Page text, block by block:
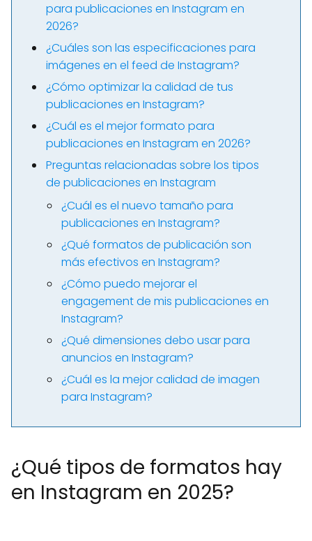
para publicaciones en Instagram en
2026?
¿Cuáles son las especificaciones para
imágenes en el feed de Instagram?
¿Cómo optimizar la calidad de tus
publicaciones en Instagram?
¿Cuál es el mejor formato para
publicaciones en Instagram en 2026?
Preguntas relacionadas sobre los tipos
de publicaciones en Instagram
¿Cuál es el nuevo tamaño para
publicaciones en Instagram?
¿Qué formatos de publicación son
más efectivos en Instagram?
¿Cómo puedo mejorar el
engagement de mis publicaciones en
Instagram?
¿Qué dimensiones debo usar para
anuncios en Instagram?
¿Cuál es la mejor calidad de imagen
para Instagram?
¿Qué tipos de formatos hay
en Instagram en 2025?